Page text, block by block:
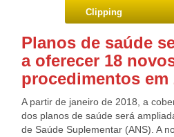
caracterizará ausência do
Clipping
Planos de saúde
a oferecer 18
procedimentos em
A partir de janeiro de 2018, a
dos planos de saúde será
de Saúde Suplementar (ANS). A